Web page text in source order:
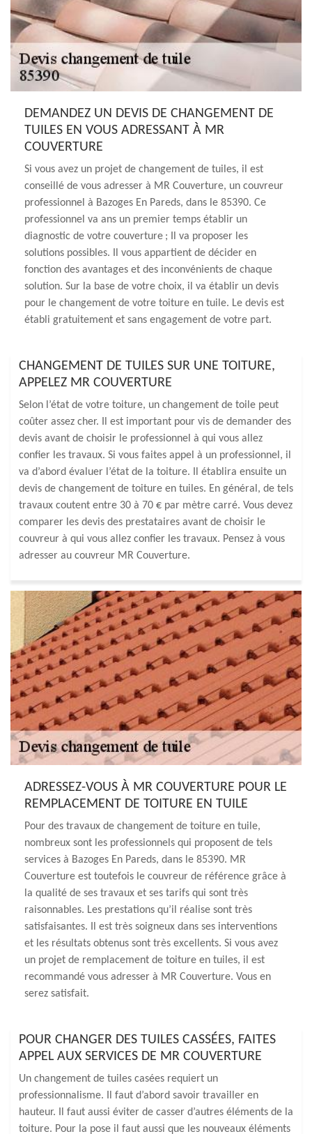
DEMANDEZ UN DEVIS DE CHANGEMENT DE
TUILES EN VOUS ADRESSANT À MR
COUVERTURE
Si vous avez un projet de changement de tuiles, il est
conseillé de vous adresser à MR Couverture, un couvreur
professionnel à Bazoges En Pareds, dans le 85390. Ce
professionnel va ans un premier temps établir un
diagnostic de votre couverture ; Il va proposer les
solutions possibles. Il vous appartient de décider en
fonction des avantages et des inconvénients de chaque
solution. Sur la base de votre choix, il va établir un devis
pour le changement de votre toiture en tuile. Le devis est
établi gratuitement et sans engagement de votre part.
CHANGEMENT DE TUILES SUR UNE TOITURE,
APPELEZ MR COUVERTURE
Selon l’état de votre toiture, un changement de toile peut
coûter assez cher. Il est important pour vis de demander des
devis avant de choisir le professionnel à qui vous allez
confier les travaux. Si vous faites appel à un professionnel, il
va d’abord évaluer l’état de la toiture. Il établira ensuite un
devis de changement de toiture en tuiles. En général, de tels
travaux coutent entre 30 à 70 € par mètre carré. Vous devez
comparer les devis des prestataires avant de choisir le
couvreur à qui vous allez confier les travaux. Pensez à vous
adresser au couvreur MR Couverture.
ADRESSEZ-VOUS À MR COUVERTURE POUR LE
REMPLACEMENT DE TOITURE EN TUILE
Pour des travaux de changement de toiture en tuile,
nombreux sont les professionnels qui proposent de tels
services à Bazoges En Pareds, dans le 85390. MR
Couverture est toutefois le couvreur de référence grâce à
la qualité de ses travaux et ses tarifs qui sont très
raisonnables. Les prestations qu’il réalise sont très
satisfaisantes. Il est très soigneux dans ses interventions
et les résultats obtenus sont très excellents. Si vous avez
un projet de remplacement de toiture en tuiles, il est
recommandé vous adresser à MR Couverture. Vous en
serez satisfait.
POUR CHANGER DES TUILES CASSÉES, FAITES
APPEL AUX SERVICES DE MR COUVERTURE
Un changement de tuiles casées requiert un
professionnalisme. Il faut d’abord savoir travailler en
hauteur. Il faut aussi éviter de casser d’autres éléments de la
toiture. Pour la pose il faut aussi que les nouveaux éléments